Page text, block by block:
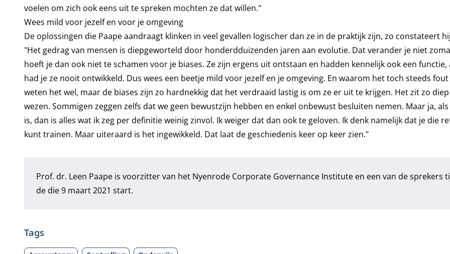
voelen om zich ook eens uit te spreken mochten ze dat willen."
Wees mild voor jezelf en voor je omgeving
De oplossingen die Paape aandraagt klinken in veel gevallen logischer dan ze in de praktijk zijn, zo constateert
"Het gedrag van mensen is diepgeworteld door honderdduizenden jaren aan evolutie. Dat verander je niet
hoeft je dan ook niet te schamen voor je biases. Ze zijn ergens uit ontstaan en hadden kennelijk ook een functie,
had je ze nooit ontwikkeld. Dus wees een beetje mild voor jezelf en je omgeving. En waarom het toch steeds fout
weten het wel, maar de biases zijn zo hardnekkig dat het verdraaid lastig is om ze er uit te krijgen. Het zit zo
wezen. Sommigen zeggen zelfs dat we geen bewustzijn hebben en enkel onbewust besluiten nemen. Maar ja,
is, dan is alles wat ik zeg per definitie weinig zinvol. Ik weiger dat dan ook te geloven. Ik denk namelijk dat je die
kunt trainen. Maar uiteraard is het ingewikkeld. Dat laat de geschiedenis keer op keer zien."
Prof. dr. Leen Paape is voorzitter van het Nyenrode Corporate Governance Institute en een van de sprekers
de die 9 maart 2021 start.
Tags